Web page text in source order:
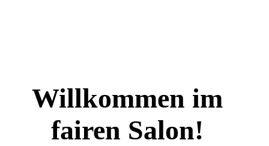
Willkommen im
fairen Salon!